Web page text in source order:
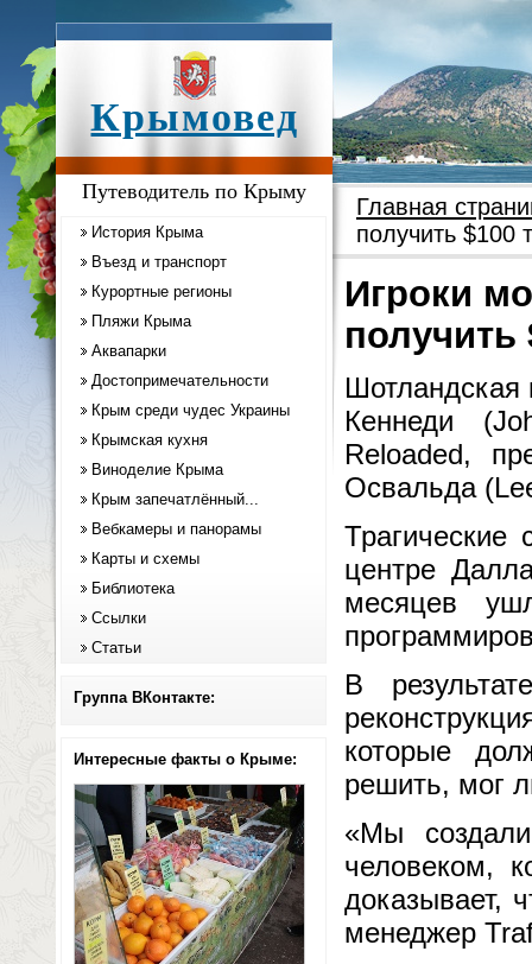
Крымовед
Путеводитель по Крыму
История Крыма
Въезд и транспорт
Курортные регионы
Пляжи Крыма
Аквапарки
Достопримечательности
Крым среди чудес Украины
Крымская кухня
Виноделие Крыма
Крым запечатлённый...
Вебкамеры и панорамы
Карты и схемы
Библиотека
Ссылки
Статьи
Группа ВКонтакте:
Интересные факты о Крыме:
Главная
получить $100
Игроки
получить
Шотландская
Кеннеди
Reloaded,
Освальда
центре
месяцев
В
которые
решить, мог
«Мы
человеком,
доказывает,
менеджер